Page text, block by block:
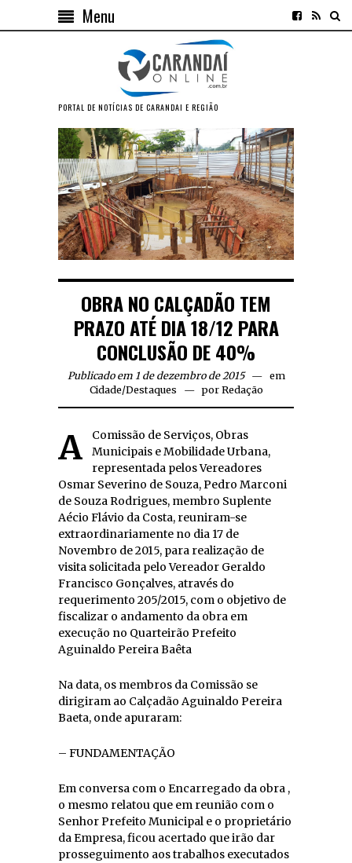
Menu
PORTAL DE NOTÍCIAS DE CARANDAI E REGIÃO
OBRA NO CALÇADÃO TEM
PRAZO ATÉ DIA 18/12 PARA
CONCLUSÃO DE 40%
Publicado em 1 de dezembro de 2015
em
Cidade/Destaques por Redação
A Comissão de Serviços, Obras
Municipais e Mobilidade Urbana,
representada pelos Vereadores
Osmar Severino de Souza, Pedro Marconi
de Souza Rodrigues, membro Suplente
Aécio Flávio da Costa, reuniram-se
extraordinariamente no dia 17 de
Novembro de 2015, para realização de
visita solicitada pelo Vereador Geraldo
Francisco Gonçalves, através do
requerimento 205/2015, com o objetivo de
fiscalizar o andamento da obra em
execução no Quarteirão Prefeito
Aguinaldo Pereira Baêta
Na data, os membros da Comissão se
dirigiram ao Calçadão Aguinaldo Pereira
Baeta, onde apuraram:
– FUNDAMENTAÇÃO
Em conversa com o Encarregado da obra ,
o mesmo relatou que em reunião com o
Senhor Prefeito Municipal e o proprietário
da Empresa, ficou acertado que irão dar
prosseguimento aos trabalhos executados